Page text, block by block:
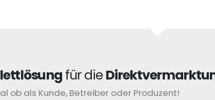
für die
ob als Kunde, Betreiber oder Produzent!